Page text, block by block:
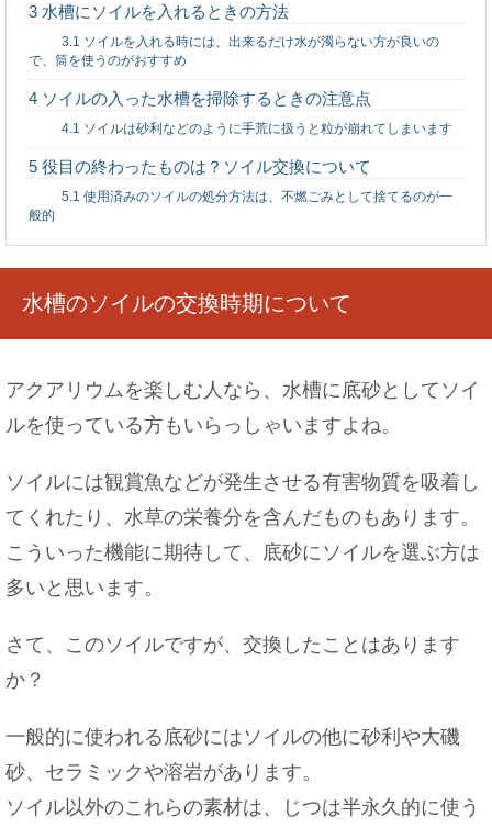
米を炊くのに失敗！固い・パサパサ・柔らかい時
の原因と対処法
飼い猫が脱走した夢を見たら、こんな意味かもし
れませんよ！
片栗粉をクッキーに使うとどんな食感？片栗粉効
車のペダルにペダルカバーを取り付けよう！その
おいしいおにぎりは握り方じゃない！？ご飯の炊
3 水槽にソイルを入れるときの方法
3.1 ソイルを入れる時には、出来るだけ水が濁らない方が良いの
で、筒を使うのがおすすめ
4 ソイルの入った水槽を掃除するときの注意点
4.1 ソイルは砂利などのように手荒に扱うと粒が崩れてしまいます
5 役目の終わったものは？ソイル交換について
5.1 使用済みのソイルの処分方法は、不燃ごみとして捨てるのが一
般的
水槽のソイルの交換時期について
アクアリウムを楽しむ人なら、水槽に底砂としてソイ
ルを使っている方もいらっしゃいますよね。
ソイルには観賞魚などが発生させる有害物質を吸着し
てくれたり、水草の栄養分を含んだものもあります。
こういった機能に期待して、底砂にソイルを選ぶ方は
多いと思います。
さて、このソイルですが、交換したことはあります
か？
一般的に使われる底砂にはソイルの他に砂利や大磯
砂、セラミックや溶岩があります。
ソイル以外のこれらの素材は、じつは半永久的に使う